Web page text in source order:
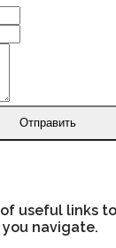
Отправить
useful links
navigate.